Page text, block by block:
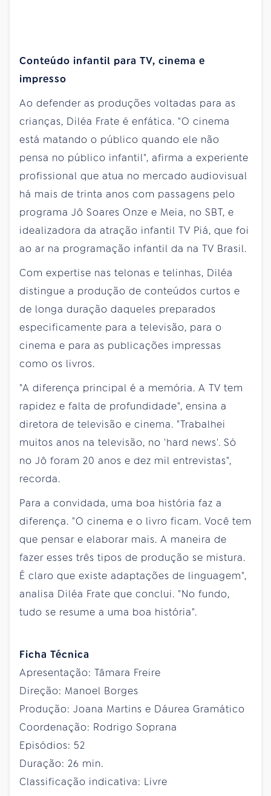
Conteúdo infantil para TV, cinema e
impresso
Ao defender as produções voltadas para as
crianças, Diléa Frate é enfática. "O cinema
está matando o público quando ele não
pensa no público infantil", afirma a experiente
profissional que atua no mercado audiovisual
há mais de trinta anos com passagens pelo
programa Jô Soares Onze e Meia, no SBT, e
idealizadora da atração infantil TV Piá, que foi
ao ar na programação infantil da na TV Brasil.
Com expertise nas telonas e telinhas, Diléa
distingue a produção de conteúdos curtos e
de longa duração daqueles preparados
especificamente para a televisão, para o
cinema e para as publicações impressas
como os livros.
"A diferença principal é a memória. A TV tem
rapidez e falta de profundidade", ensina a
diretora de televisão e cinema. "Trabalhei
muitos anos na televisão, no 'hard news'. Só
no Jô foram 20 anos e dez mil entrevistas",
recorda.
Para a convidada, uma boa história faz a
diferença. "O cinema e o livro ficam. Você tem
que pensar e elaborar mais. A maneira de
fazer esses três tipos de produção se mistura.
É claro que existe adaptações de linguagem",
analisa Diléa Frate que conclui. "No fundo,
tudo se resume a uma boa história".
Ficha Técnica
Apresentação: Tâmara Freire
Direção: Manoel Borges
Produção: Joana Martins e Dáurea Gramático
Coordenação: Rodrigo Soprana
Episódios: 52
Duração: 26 min.
Classificação indicativa: Livre